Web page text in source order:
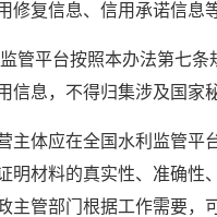
修复信息、信用承诺信息
管平台按照本办法第七
信息，不得归集涉及国
主体应在全国水利监管平
明材料的真实性、准确性
主管部门根据工作需要